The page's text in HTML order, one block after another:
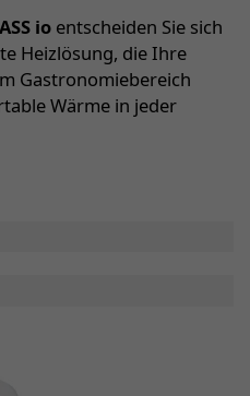
io entscheiden Sie sich
Heizlösung, die Ihre
Gastronomiebereich
Wärme in jeder